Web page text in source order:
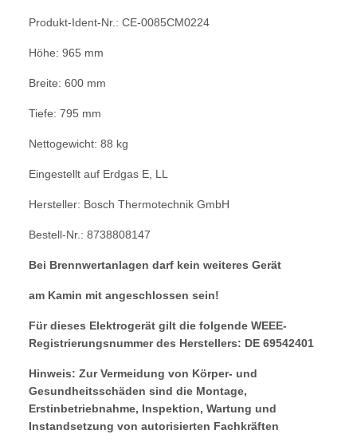
Produkt-Ident-Nr.: CE-0085CM0224
Höhe: 965 mm
Breite: 600 mm
Tiefe: 795 mm
Nettogewicht: 88 kg
Eingestellt auf Erdgas E, LL
Hersteller: Bosch Thermotechnik GmbH
Bestell-Nr.: 8738808147
Bei Brennwertanlagen darf kein weiteres Gerät
am Kamin mit angeschlossen sein!
Für dieses Elektrogerät gilt die folgende WEEE-
Registrierungsnummer des Herstellers: DE 69542401
Hinweis: Zur Vermeidung von Körper- und
Gesundheitsschäden sind die Montage,
Erstinbetriebnahme, Inspektion, Wartung und
Instandsetzung von autorisierten Fachkräften